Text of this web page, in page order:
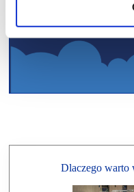
Dlaczego warto